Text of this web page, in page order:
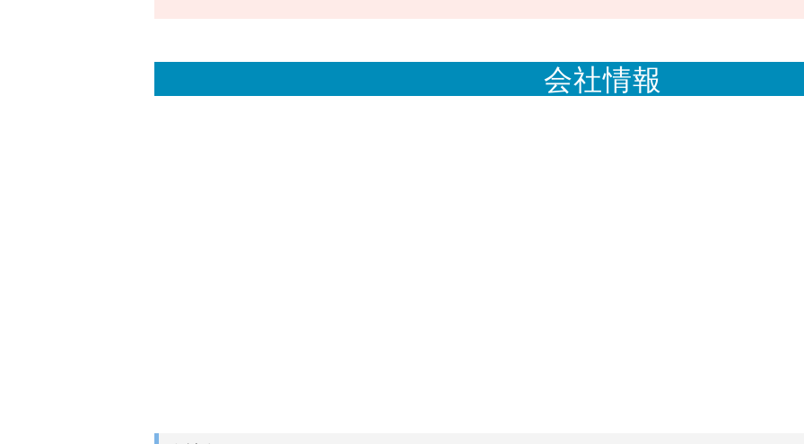
会社情報